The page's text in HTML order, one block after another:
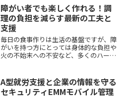
その無限の可能性について探っていきま
す。
障がい者でも楽しく作れる！調
理の負担を減らす最新の工夫と
支援
毎日の食事作りは生活の基盤ですが、障
がいを持つ方にとっては身体的な負担や
火の不始末への不安など、多くのハード
支援サービスについて詳しく解説しま
す。
A型就労支援と企業の情報を守る
セキュリティEMMモバイル管理